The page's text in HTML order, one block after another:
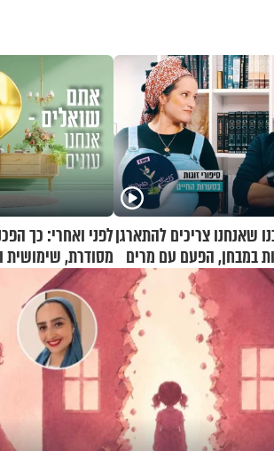
שאנחנו צריכים להתארגן
במבחן, הפעם עם מרים
לפני ואחרי: כך
מסודרת, שימושית